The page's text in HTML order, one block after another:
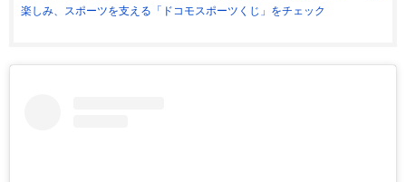
楽しみ、スポーツを支える「ドコモスポーツくじ」をチェック